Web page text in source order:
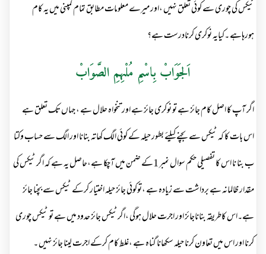
ٹیکس کی چوری سے کوئی تعلق نہیں ،اور میرے معلومات مطابق تمام کمپنی میں یہ کام
ہورہاہے ۔کیایہ نوکری کرنادرست ہے؟
اَلجَوَابْ بِاسْمِ مُلْہِمِ الصَّوَابْ
اگر آپ کا اصل کام جائز ہے تو نوکری جائز ہے اور تنخواہ حلال ہے ، جہاں تک تعلق ہے
اس بات کا کہ ٹیکس سے بچنے کیلئے بطور حیلہ کے کوئی الگ کھاتہ بنانا اور الگ سے حساب وکتا
ب بنا نا اس کا تفصیلی حکم سوال نمبر 1کے ضمن میں آچکا ہے،حاصل یہ ہے کہ اگر ٹیکس کی
مقدار ظالمانہ ہے برداشت سے زیادہ ہے ،توکوئی جائز حیلہ اختیار کرکے ٹیکس سے بچنا جائز
ہے۔اس کاطریقہ بناناجائز اور اجرت حلال ہوگی ،اگرٹیکس جائز حدود میں ہے تو ٹیکس چوری
کرنا اور اس میں تعاون کرنا حیلہ سکھانا گناہ ہے ،غلط کام کرکے اجرت لینا جائز نہیں ۔